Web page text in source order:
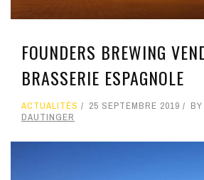
FOUNDERS BREWING
BRASSERIE ESPAGNOLE
ACTUALITÉS 25 SEPTEMBRE 2019 BY
DAUTINGER